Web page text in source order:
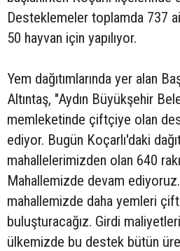
Desteklemeler toplamda 737
50 hayvan için yapılıyor.
Yem dağıtımlarında yer alan
Altıntaş, "Aydın Büyükşehir
memleketinde çiftçiye olan
ediyor. Bugün Koçarlı'daki
mahallelerimizden olan 640
Mahallemizde devam
mahallemizde daha yemleri
buluşturacağız. Girdi
ülkemizde bu destek bütün